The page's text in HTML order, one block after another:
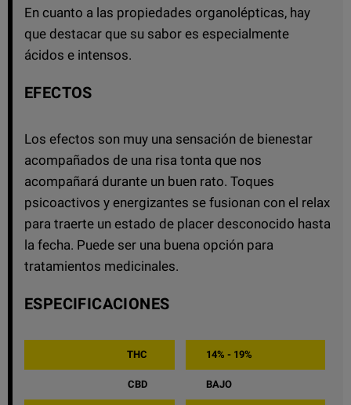
En cuanto a las propiedades organolépticas, hay
que destacar que su sabor es especialmente
ácidos e intensos.
EFECTOS
Los efectos son muy una sensación de bienestar
acompañados de una risa tonta que nos
acompañará durante un buen rato. Toques
psicoactivos y energizantes se fusionan con el relax
para traerte un estado de placer desconocido hasta
la fecha. Puede ser una buena opción para
tratamientos medicinales.
ESPECIFICACIONES
THC 14% - 19%
CBD BAJO